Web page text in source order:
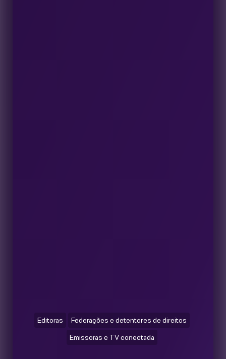
Editoras Federações e detentores de direitos
Emissoras e TV conectada